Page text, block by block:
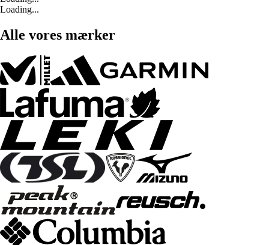
Loading...
Alle vores mærker